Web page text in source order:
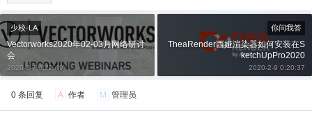
给少校-LA打赏
2 5 10
付费内容
少校-LA
Vectorworks2020年02-03月网络研讨
会
2020-2-7 0:22:49
你问我答
TheaRender西娅渲染器如何安装在S
ketchUpPro2020
2020-2-9 0:20:37
0 条回复 A 作者 M 管理员